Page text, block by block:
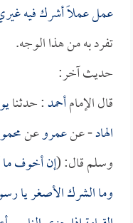
عمل عملاً أشرك فيه
تفرد به من هذا الوجه.
حديث آخر:
قال الإمامأحمد: حدثنا
الهاد- عنعمروعن
وسلم قال: (إن أخوف
وما الشرك الأصغر يا